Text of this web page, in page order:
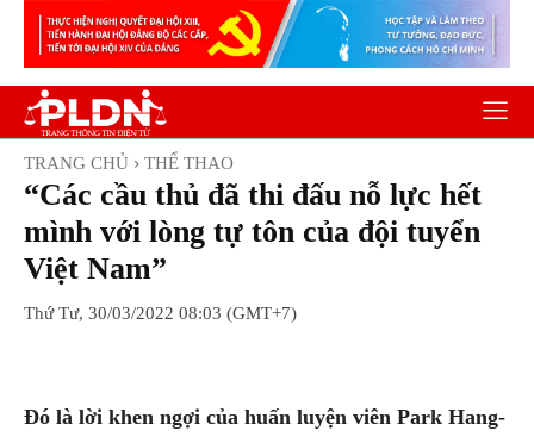
TRANG CHỦ THỂ THAO
“Các cầu thủ đã thi đấu nỗ lực hết
mình với lòng tự tôn của đội tuyển
Việt Nam”
Thứ Tư, 30/03/2022 08:03 (GMT+7)
Đó là lời khen ngợi của huấn luyện viên Park Hang-